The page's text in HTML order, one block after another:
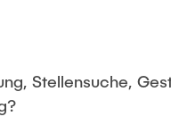
Stellensuche,